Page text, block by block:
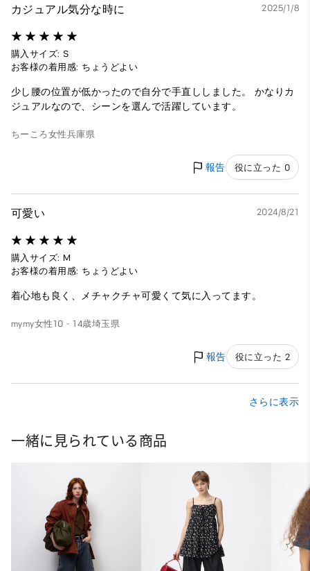
カジュアル気分な時に 2025/1/8
購入サイズ: S
お客様の着用感: ちょうどよい
少し腰の位置が低かったので自分で手直ししました。 かなりカ
ジュアルなので、シーンを選んで活躍しています。
ちーころ 女性兵庫県
報告 役に立った 0
可愛い 2024/8/21
購入サイズ: M
お客様の着用感: ちょうどよい
着心地も良く、メチャクチャ可愛くて気に入ってます。
mymy女性 10 - 14歳埼玉県
報告 役に立った 2
さらに表示
一緒に見られている商品